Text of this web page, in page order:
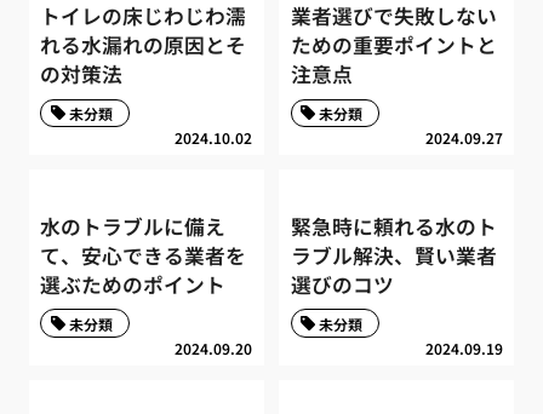
トイレの床じわじわ濡
れる水漏れの原因とそ
の対策法
2024.10.02
未分類
業者選びで失敗しない
ための重要ポイントと
注意点
2024.09.27
未分類
水のトラブルに備え
て、安心できる業者を
選ぶためのポイント
2024.09.20
未分類
緊急時に頼れる水のト
ラブル解決、賢い業者
選びのコツ
2024.09.19
未分類